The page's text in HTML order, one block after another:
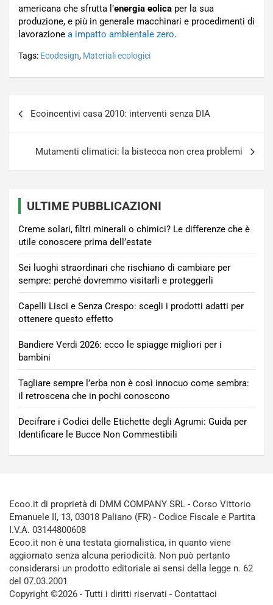
americana che sfrutta l’energia eolica per la sua
produzione, e più in generale macchinari e procedimenti di
lavorazione a impatto ambientale zero.
Tags: Ecodesign, Materiali ecologici
Ecoincentivi casa 2010: interventi senza DIA
Mutamenti climatici: la bistecca non crea problemi
ULTIME PUBBLICAZIONI
Creme solari, filtri minerali o chimici? Le differenze che è
utile conoscere prima dell’estate
Sei luoghi straordinari che rischiano di cambiare per
sempre: perché dovremmo visitarli e proteggerli
Capelli Lisci e Senza Crespo: scegli i prodotti adatti per
ottenere questo effetto
Bandiere Verdi 2026: ecco le spiagge migliori per i
bambini
Tagliare sempre l’erba non è così innocuo come sembra:
il retroscena che in pochi conoscono
Decifrare i Codici delle Etichette degli Agrumi: Guida per
Identificare le Bucce Non Commestibili
Ecoo.it di proprietà di DMM COMPANY SRL - Corso Vittorio
Emanuele II, 13, 03018 Paliano (FR) - Codice Fiscale e Partita
I.V.A. 03144800608
Ecoo.it non è una testata giornalistica, in quanto viene
aggiornato senza alcuna periodicità. Non può pertanto
considerarsi un prodotto editoriale ai sensi della legge n. 62
del 07.03.2001
Copyright ©2026 - Tutti i diritti riservati - Contattaci